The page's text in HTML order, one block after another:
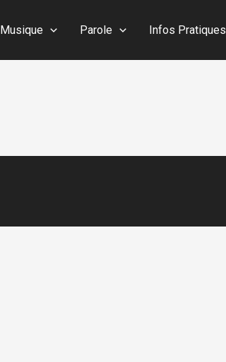
Musique Parole Infos Pratiques